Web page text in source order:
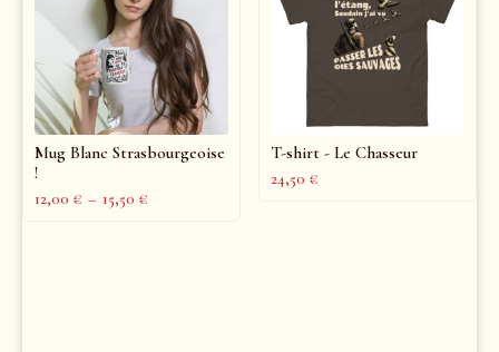
Mug Blanc Strasbourgeoise
!
12,00 € – 15,50 €
T-shirt - Le Chasseur
24,50 €